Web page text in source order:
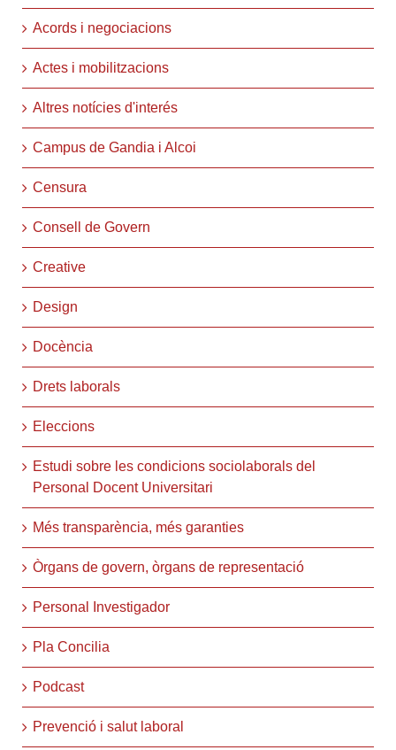
Acords i negociacions
Actes i mobilitzacions
Altres notícies d'interés
Campus de Gandia i Alcoi
Censura
Consell de Govern
Creative
Design
Docència
Drets laborals
Eleccions
Estudi sobre les condicions sociolaborals del
Personal Docent Universitari
Més transparència, més garanties
Òrgans de govern, òrgans de representació
Personal Investigador
Pla Concilia
Podcast
Prevenció i salut laboral